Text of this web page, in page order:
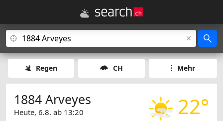
Regen CH Mehr
22°
1884 Arveyes
Heute, 6.8. ab 13:20